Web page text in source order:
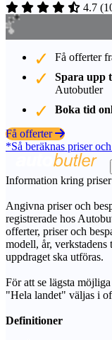
4.7 (
Få offerter
Spara upp
Autobutler
Boka tid
Få offerter
*Så beräknas priser
Information kring
Angivna priser och
registrerade hos
offerter, priser och
modell, år,
uppdraget ska utföras.
För att se lägsta
"Hela landet" väljas i
Definitioner